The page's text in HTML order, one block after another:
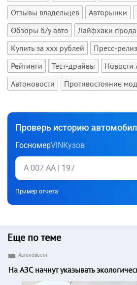
Отзывы владельцев
Авторынки
Обзоры б/у авто
Лайфхаки
Купить за xxx рублей
Пресс-
Рейтинги
Тест-драйвы
Новости
Автоновости
Противостояние
Проверь историю
ГосномерVINКузов
Пример отчета
Еще по теме
Автоновости
На АЗС начнут указывать